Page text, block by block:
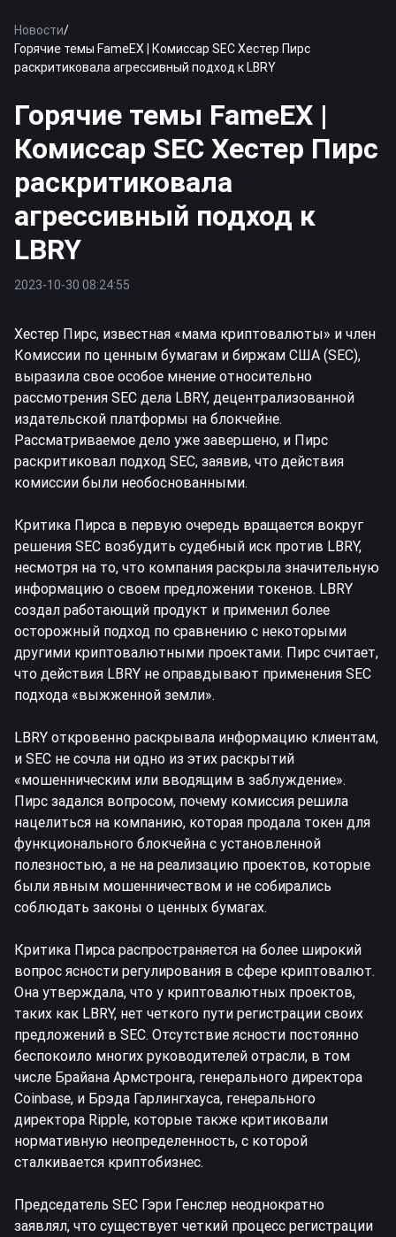
Новости/
Горячие темы FameEX | Комиссар SEC Хестер Пирс
раскритиковала агрессивный подход к LBRY
Горячие темы FameEX |
Комиссар SEC Хестер Пирс
раскритиковала
агрессивный подход к
LBRY
2023-10-30 08:24:55
Хестер Пирс, известная «мама криптовалюты» и член
Комиссии по ценным бумагам и биржам США (SEC),
выразила свое особое мнение относительно
рассмотрения SEC дела LBRY, децентрализованной
издательской платформы на блокчейне.
Рассматриваемое дело уже завершено, и Пирс
раскритиковал подход SEC, заявив, что действия
комиссии были необоснованными.
Критика Пирса в первую очередь вращается вокруг
решения SEC возбудить судебный иск против LBRY,
несмотря на то, что компания раскрыла значительную
информацию о своем предложении токенов. LBRY
создал работающий продукт и применил более
осторожный подход по сравнению с некоторыми
другими криптовалютными проектами. Пирс считает,
что действия LBRY не оправдывают применения SEC
подхода «выжженной земли».
LBRY откровенно раскрывала информацию клиентам,
и SEC не сочла ни одно из этих раскрытий
«мошенническим или вводящим в заблуждение».
Пирс задался вопросом, почему комиссия решила
нацелиться на компанию, которая продала токен для
функционального блокчейна с установленной
полезностью, а не на реализацию проектов, которые
были явным мошенничеством и не собирались
соблюдать законы о ценных бумагах.
Критика Пирса распространяется на более широкий
вопрос ясности регулирования в сфере криптовалют.
Она утверждала, что у криптовалютных проектов,
таких как LBRY, нет четкого пути регистрации своих
предложений в SEC. Отсутствие ясности постоянно
беспокоило многих руководителей отрасли, в том
числе Брайана Армстронга, генерального директора
Coinbase, и Брэда Гарлингхауса, генерального
директора Ripple, которые также критиковали
нормативную неопределенность, с которой
сталкивается криптобизнес.
Председатель SEC Гэри Генслер неоднократно
заявлял, что существует четкий процесс регистрации